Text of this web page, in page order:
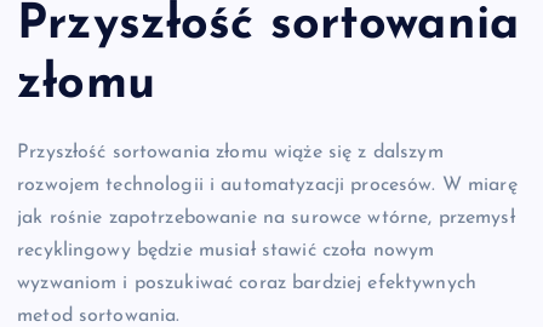
Przyszłość sortowania
złomu
Przyszłość sortowania złomu wiąże się z dalszym
rozwojem technologii i automatyzacji procesów. W miarę
jak rośnie zapotrzebowanie na surowce wtórne, przemysł
recyklingowy będzie musiał stawić czoła nowym
wyzwaniom i poszukiwać coraz bardziej efektywnych
metod sortowania.